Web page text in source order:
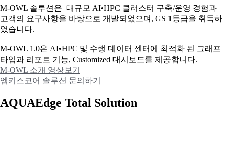
M-OWL 솔루션은 대규모 AI•HPC 클러스터 구축/운영 경험과
고객의 요구사항을 바탕으로 개발되었으며, GS 1등급을 취득하
였습니다.
M-OWL 1.0은 AI•HPC 및 수랭 데이터 센터에 최적화 된 그래프
타입과 리포트 기능, Customized 대시보드를 제공합니다.
M-OWL 소개 영상보기
엠키스코어 솔루션 문의하기
AQUAEdge Total Solution